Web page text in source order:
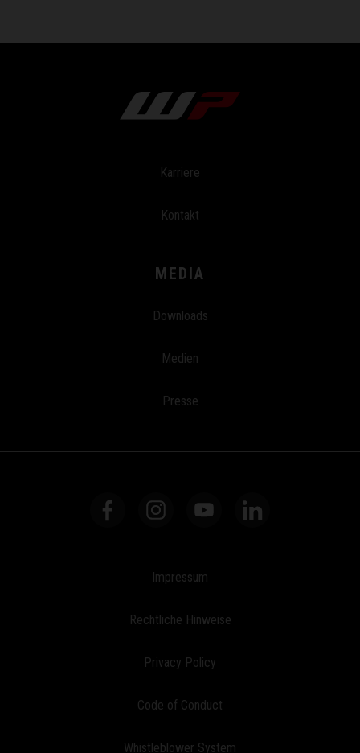
Karriere
Kontakt
MEDIA
Downloads
Medien
Presse
Impressum
Rechtliche Hinweise
Privacy Policy
Code of Conduct
Whistleblower System